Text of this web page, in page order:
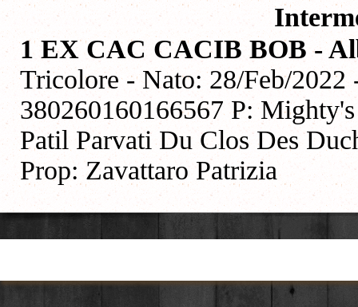
1 EX CAC CACIB BOB -
Tricolore - Nato: 28/Feb/
380260160166567 P:
Patil Parvati Du Clos Des
Prop: Zavattaro Patrizia